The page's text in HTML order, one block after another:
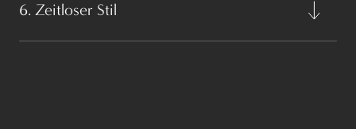
6. Zeitloser Stil